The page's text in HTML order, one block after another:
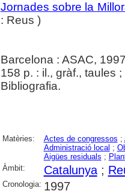
Jornades sobre la
: Reus )
Barcelona : ASAC, 1997
158 p. : il., gràf., taules ;
Bibliografia.
Matèries: Actes de congressos ;
Administració local ;
Aigües residuals ;
Àmbit:
Catalunya;
Cronologia: 1997